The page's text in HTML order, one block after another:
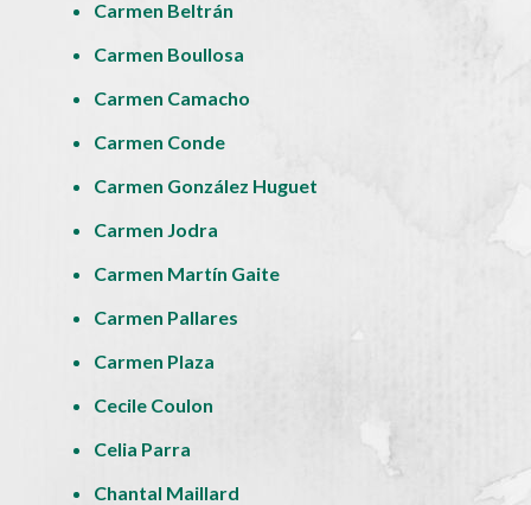
Carmen Beltrán
Carmen Boullosa
Carmen Camacho
Carmen Conde
Carmen González Huguet
Carmen Jodra
Carmen Martín Gaite
Carmen Pallares
Carmen Plaza
Cecile Coulon
Celia Parra
Chantal Maillard